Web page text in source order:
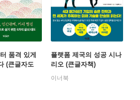
품격 있게
(큰글자도
플랫폼 제국의 성공 시나
리오 (큰글자책)
이너북